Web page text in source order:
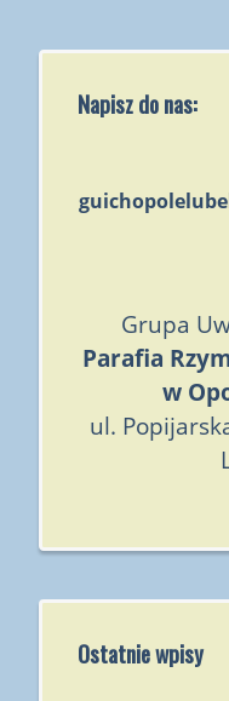
Napisz do nas:
Grupa
Parafia
w
ul.
Ostatnie wpisy